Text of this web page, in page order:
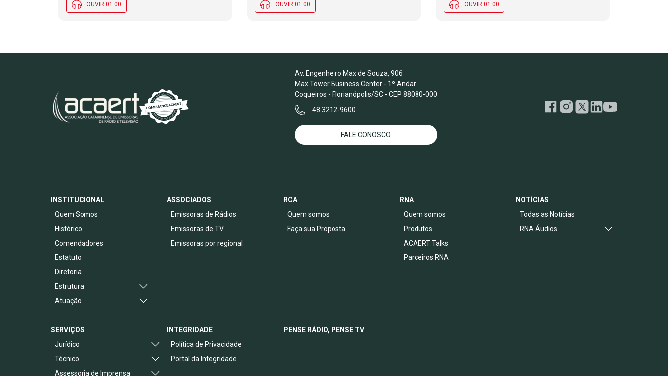
OUVIR 01:00 OUVIR 01:00 OUVIR 01:00
Av. Engenheiro Max de Souza, 906
Max Tower Business Center - 1º Andar
Coqueiros - Florianópolis/SC - CEP 88080-000
48 3212-9600
FALE CONOSCO
INSTITUCIONAL
Quem Somos
Histórico
Comendadores
Estatuto
Diretoria
Estrutura
Atuação
ASSOCIADOS
Emissoras de Rádios
Emissoras de TV
Emissoras por regional
RCA
Quem somos
Faça sua Proposta
RNA
Quem somos
Produtos
ACAERT Talks
Parceiros RNA
NOTÍCIAS
Todas as Notícias
RNA Áudios
SERVIÇOS
Jurídico
Técnico
Assessoria de Imprensa
INTEGRIDADE
Política de Privacidade
Portal da Integridade
PENSE RÁDIO, PENSE TV